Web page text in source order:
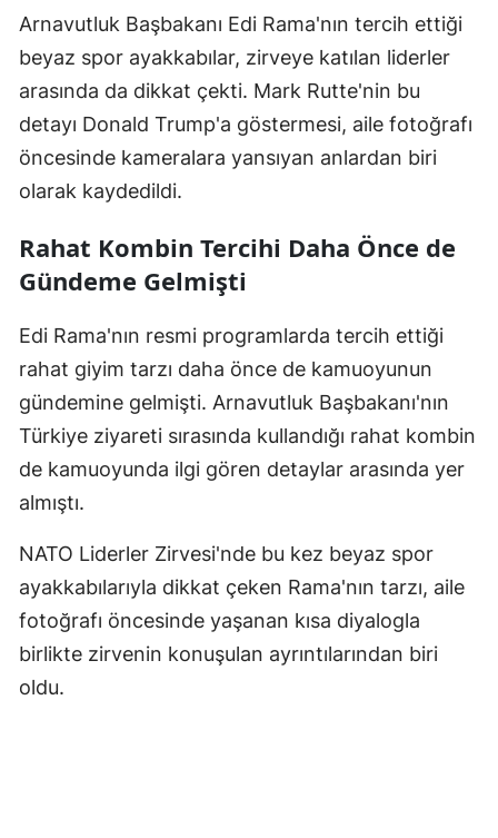
Kahramanmaraş
Mardin
Muğla
Muş
Niğde
Ordu
Rize
Samsun
Siirt
Tekirdağ
Tokat
Arnavutluk Başbakanı Edi Rama'nın tercih ettiği
beyaz spor ayakkabılar, zirveye katılan liderler
arasında da dikkat çekti. Mark Rutte'nin bu
detayı Donald Trump'a göstermesi, aile fotoğrafı
öncesinde kameralara yansıyan anlardan biri
olarak kaydedildi.
Rahat Kombin Tercihi Daha Önce de
Gündeme Gelmişti
Edi Rama'nın resmi programlarda tercih ettiği
rahat giyim tarzı daha önce de kamuoyunun
gündemine gelmişti. Arnavutluk Başbakanı'nın
Türkiye ziyareti sırasında kullandığı rahat kombin
de kamuoyunda ilgi gören detaylar arasında yer
almıştı.
NATO Liderler Zirvesi'nde bu kez beyaz spor
ayakkabılarıyla dikkat çeken Rama'nın tarzı, aile
fotoğrafı öncesinde yaşanan kısa diyalogla
birlikte zirvenin konuşulan ayrıntılarından biri
oldu.